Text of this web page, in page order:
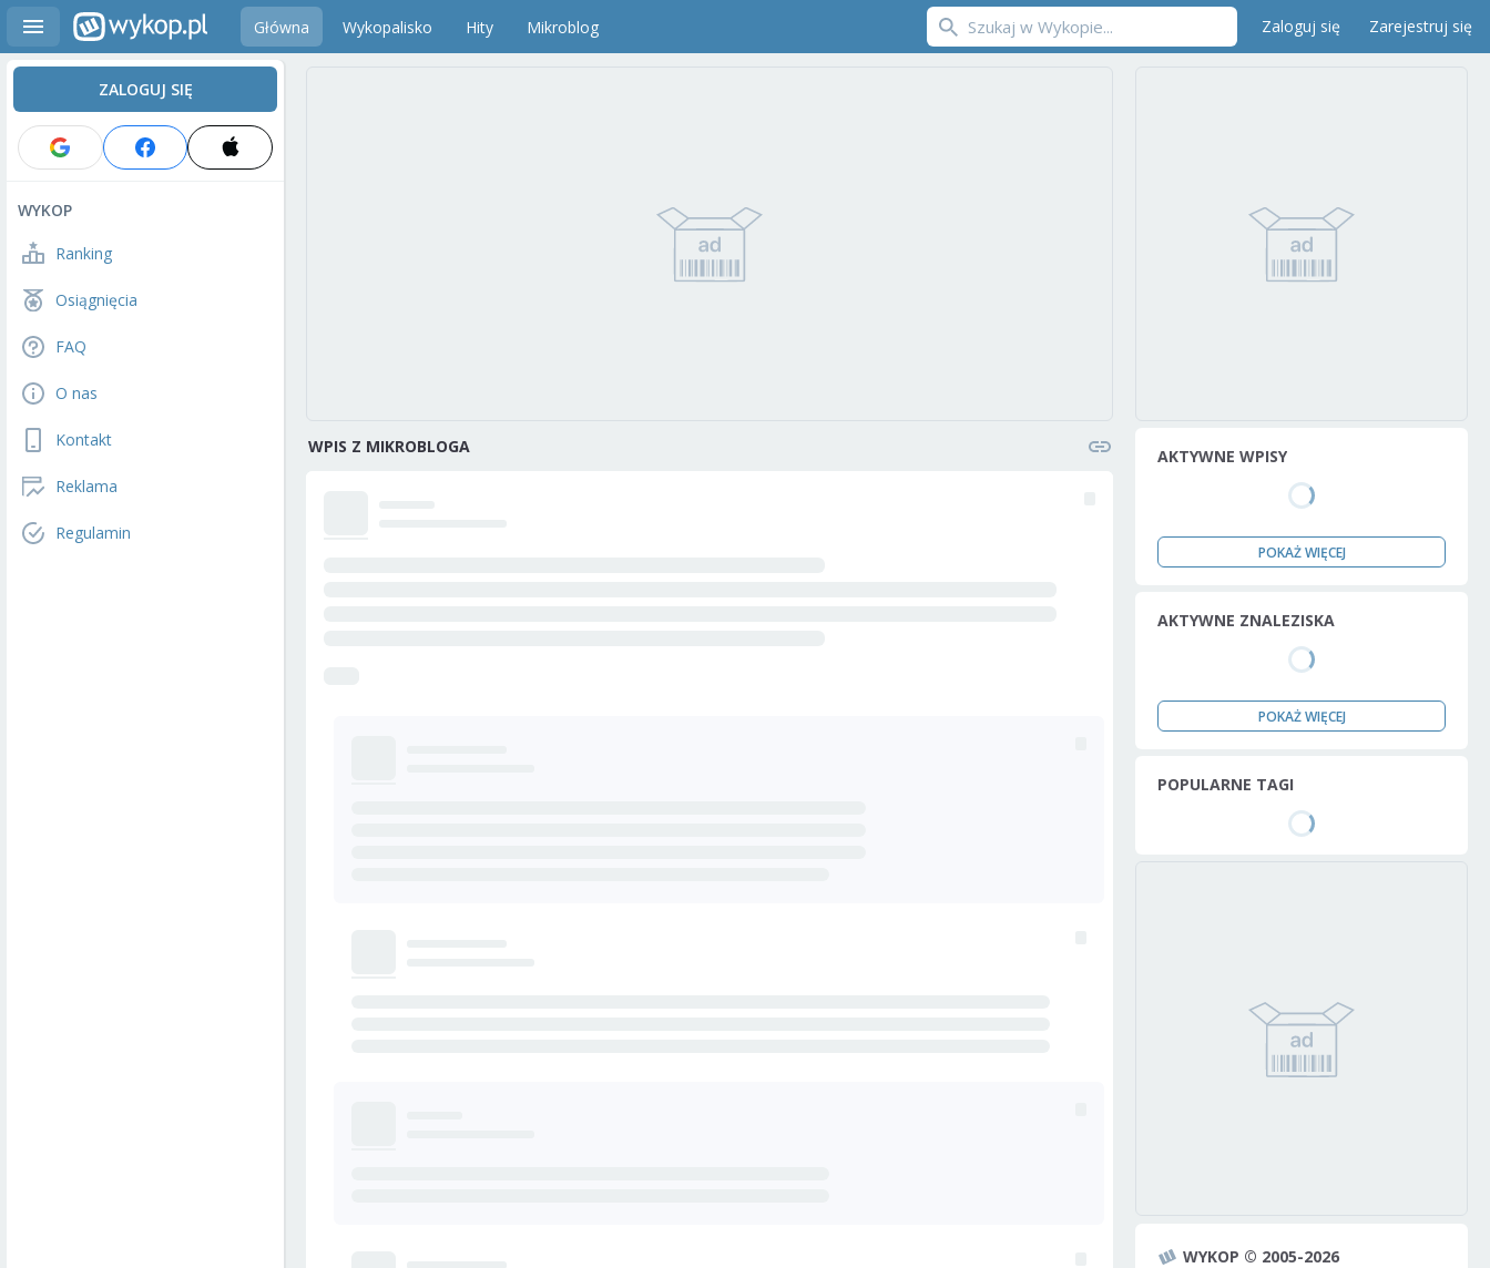
Główna Wykopalisko Hity Mikroblog Zaloguj się Zarejestruj się
ZALOGUJ SIĘ
WYKOP
Ranking
Osiągnięcia
FAQ
O nas
Kontakt
Reklama
Regulamin
WPIS Z MIKROBLOGA AKTYWNE WPISY
POKAŻ WIĘCEJ
AKTYWNE ZNALEZISKA
POKAŻ WIĘCEJ
POPULARNE TAGI
WYKOP © 2005-2026